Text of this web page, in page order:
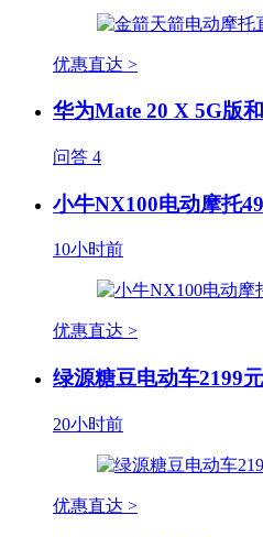
优惠直达 >
华为Mate 20 X 5G版
问答 4
小牛NX100电动摩托
10小时前
优惠直达 >
绿源糖豆电动车2199
20小时前
优惠直达 >